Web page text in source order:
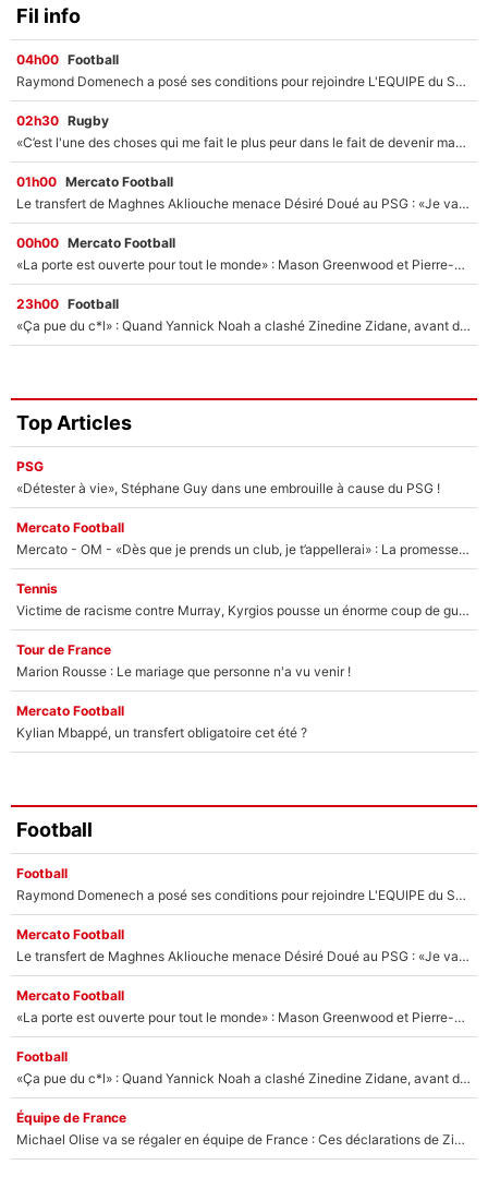
Fil info
04h00 Football
Raymond Domenech a posé ses conditions pour rejoindre L'EQUIPE du Soir : Il refuse de faire l'émission avec un autre chroniqueur !
02h30 Rugby
«C’est l'une des choses qui me fait le plus peur dans le fait de devenir maman» : En couple avec Antoine Dupont, Iris Mittenaere s'inquiète déjà pour ses futurs enfants !
01h00 Mercato Football
Le transfert de Maghnes Akliouche menace Désiré Doué au PSG : «Je valide à 200%»
00h00 Mercato Football
«La porte est ouverte pour tout le monde» : Mason Greenwood et Pierre-Emerick Aubameyang ont quitté l'OM, Amine Gouiri balance sur la suite du mercato et sur la réaction du vestiaire !
23h00 Football
«Ça pue du c*l» : Quand Yannick Noah a clashé Zinedine Zidane, avant de se faire recadrer par le nouveau sélectionneur de l'équipe de France !
Top Articles
PSG
«Détester à vie», Stéphane Guy dans une embrouille à cause du PSG !
Mercato Football
Mercato - OM - «Dès que je prends un club, je t’appellerai» : La promesse de Marcelino au moment de claquer la porte
Tennis
Victime de racisme contre Murray, Kyrgios pousse un énorme coup de gueule !
Tour de France
Marion Rousse : Le mariage que personne n'a vu venir !
Mercato Football
Kylian Mbappé, un transfert obligatoire cet été ?
Football
Football
Raymond Domenech a posé ses conditions pour rejoindre L'EQUIPE du Soir : Il refuse de faire l'émission avec un autre chroniqueur !
Mercato Football
Le transfert de Maghnes Akliouche menace Désiré Doué au PSG : «Je valide à 200%»
Mercato Football
«La porte est ouverte pour tout le monde» : Mason Greenwood et Pierre-Emerick Aubameyang ont quitté l'OM, Amine Gouiri balance sur la suite du mercato et sur la réaction du vestiaire !
Football
«Ça pue du c*l» : Quand Yannick Noah a clashé Zinedine Zidane, avant de se faire recadrer par le nouveau sélectionneur de l'équipe de France !
Équipe de France
Michael Olise va se régaler en équipe de France : Ces déclarations de Zinedine Zidane qui prouvent qu'il va tout miser sur la star du Bayern Munich !